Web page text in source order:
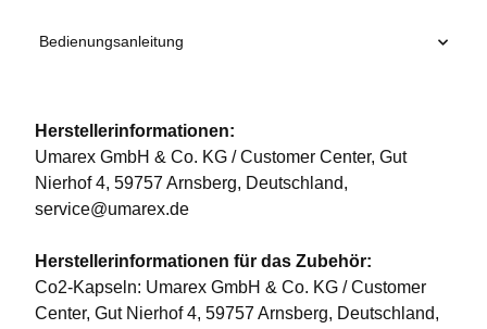
Bedienungsanleitung
Herstellerinformationen:
Umarex GmbH & Co. KG / Customer Center, Gut
Nierhof 4, 59757 Arnsberg, Deutschland,
service@umarex.de
Herstellerinformationen für das Zubehör:
Co2-Kapseln: Umarex GmbH & Co. KG / Customer
Center, Gut Nierhof 4, 59757 Arnsberg, Deutschland,